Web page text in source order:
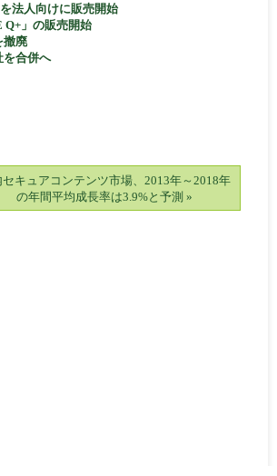
法人向けに販売開始
Q+」の販売開始
撤廃
を合併へ
セキュアコンテンツ市場、2013年～2018年
の年間平均成長率は3.9%と予測 »